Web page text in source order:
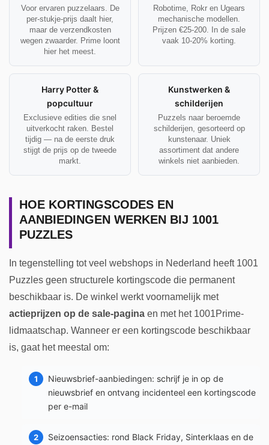
Voor ervaren puzzelaars. De
per-stukje-prijs daalt hier,
maar de verzendkosten
wegen zwaarder. Prime loont
hier het meest.
Robotime, Rokr en Ugears
mechanische modellen.
Prijzen €25-200. In de sale
vaak 10-20% korting.
Harry Potter &
popcultuur
Exclusieve edities die snel
uitverkocht raken. Bestel
tijdig — na de eerste druk
stijgt de prijs op de tweede
markt.
Kunstwerken &
schilderijen
Puzzels naar beroemde
schilderijen, gesorteerd op
kunstenaar. Uniek
assortiment dat andere
winkels niet aanbieden.
HOE KORTINGSCODES EN
AANBIEDINGEN WERKEN BIJ 1001
PUZZLES
In tegenstelling tot veel webshops in Nederland heeft 1001
Puzzles geen structurele kortingscode die permanent
beschikbaar is. De winkel werkt voornamelijk met
actieprijzen op de sale-pagina en met het 1001Prime-
lidmaatschap. Wanneer er een kortingscode beschikbaar
is, gaat het meestal om:
Nieuwsbrief-aanbiedingen: schrijf je in op de
nieuwsbrief en ontvang incidenteel een kortingscode
per e-mail
Seizoensacties: rond Black Friday, Sinterklaas en de